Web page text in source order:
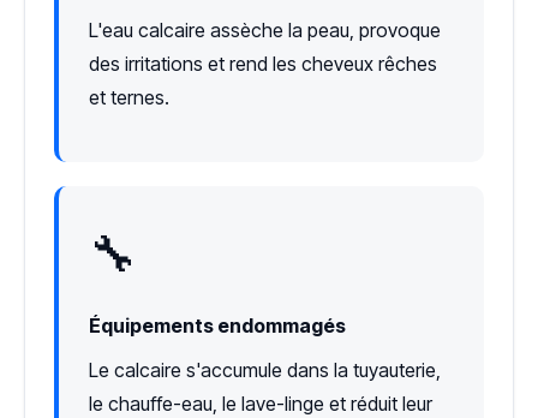
L'eau calcaire assèche la peau, provoque
des irritations et rend les cheveux rêches
et ternes.
🔧
Équipements endommagés
Le calcaire s'accumule dans la tuyauterie,
le chauffe-eau, le lave-linge et réduit leur